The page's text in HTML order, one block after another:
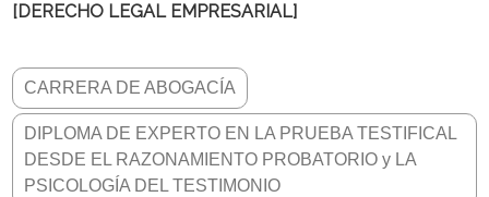
[DERECHO LEGAL EMPRESARIAL]
CARRERA DE ABOGACÍA
DIPLOMA DE EXPERTO EN LA PRUEBA TESTIFICAL
DESDE EL RAZONAMIENTO PROBATORIO y LA
PSICOLOGÍA DEL TESTIMONIO